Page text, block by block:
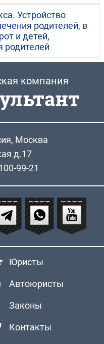
Устройство
родителей, в
и детей,
родителей
компания
Москва
д.17
99-21
Юристы
Автоюристы
Законы
Контакты